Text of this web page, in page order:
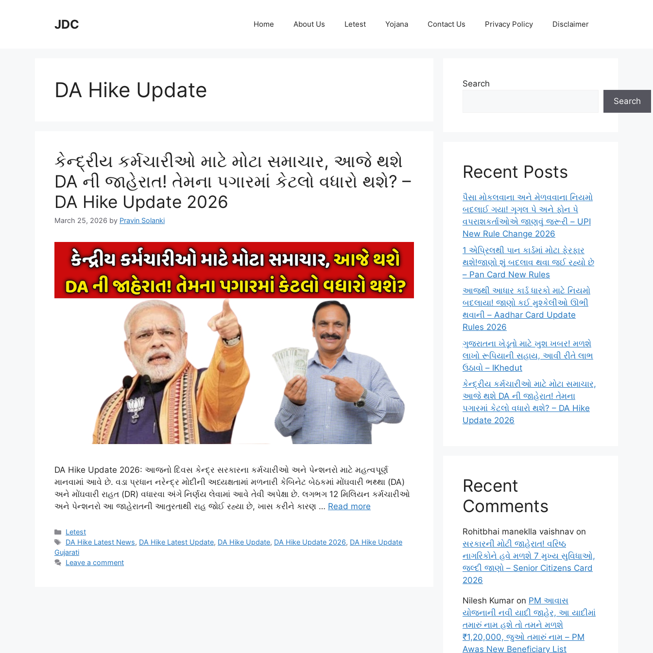
JDC Home About Us Letest Yojana Contact Us Privacy Policy Disclaimer
DA Hike Update
કેન્દ્રીય કર્મચારીઓ માટે મોટા સમાચાર, આજે થશે
DA ની જાહેરાત! તેમના પગારમાં કેટલો વધારો થશે? –
DA Hike Update 2026
March 25, 2026 by Pravin Solanki
DA Hike Update 2026: આજનો દિવસ કેન્દ્ર સરકારના કર્મચારીઓ અને પેન્શનરો માટે મહત્વપૂર્ણ
માનવામાં આવે છે. વડા પ્રધાન નરેન્દ્ર મોદીની અધ્યક્ષતામાં મળનારી કેબિનેટ બેઠકમાં મોંઘવારી ભથ્થા (DA)
અને મોંઘવારી રાહત (DR) વધારવા અંગે નિર્ણય લેવામાં આવે તેવી અપેક્ષા છે. લગભગ 12 મિલિયન કર્મચારીઓ
અને પેન્શનરો આ જાહેરાતની આતુરતાથી રાહ જોઈ રહ્યા છે, ખાસ કરીને કારણ … Read more
Categories
Letest
Tags
DA Hike Latest News, DA Hike Latest Update, DA Hike Update, DA Hike Update 2026, DA Hike Update
Gujarati
Leave a comment
Search
Search
Recent Posts
પૈસા મોકલવાના અને મેળવવાના નિયમો
બદલાઈ ગયા! ગૂગલ પે અને ફોન પે
વપરાશકર્તાઓએ જાણવું જરૂરી – UPI
New Rule Change 2026
1 એપ્રિલથી પાન કાર્ડમાં મોટા ફેરફાર
થશે!જાણો શું બદલાવ થવા જઈ રહ્યો છે
– Pan Card New Rules
આજથી આધાર કાર્ડ ધારકો માટે નિયમો
બદલાયા! જાણો કઈ મુશ્કેલીઓ ઊભી
થવાની – Aadhar Card Update
Rules 2026
ગુજરાતના ખેડૂતો માટે ખુશ ખબર! મળશે
લાખો રૂપિયાની સહાય, આવી રીતે લાભ
ઉઠાવો – IKhedut
કેન્દ્રીય કર્મચારીઓ માટે મોટા સમાચાર,
આજે થશે DA ની જાહેરાત! તેમના
પગારમાં કેટલો વધારો થશે? – DA Hike
Update 2026
Recent
Comments
Rohitbhai maneklla vaishnav on
સરકારની મોટી જાહેરાત! વરિષ્ઠ
નાગરિકોને હવે મળશે 7 મુખ્ય સુવિધાઓ,
જલ્દી જાણો – Senior Citizens Card
2026
Nilesh Kumar on PM આવાસ
યોજનાની નવી યાદી જાહેર, આ યાદીમાં
તમારું નામ હશે તો તમને મળશે
₹1,20,000, જુઓ તમારું નામ – PM
Awas New Beneficiary List